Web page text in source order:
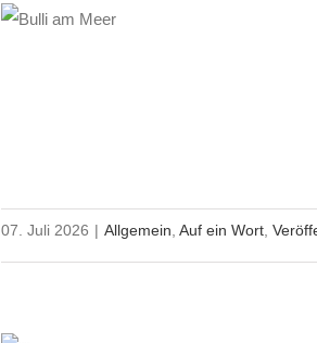
07. Juli 2026 | Allgemein Auf ein Wort